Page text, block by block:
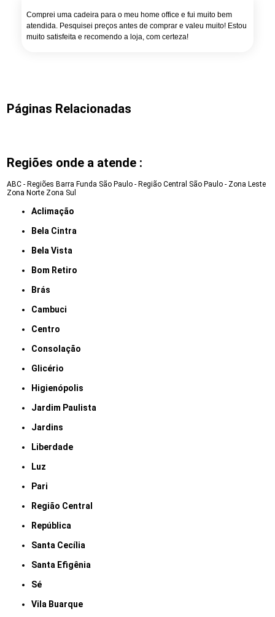
Comprei uma cadeira para o meu home office e fui muito bem
atendida. Pesquisei preços antes de comprar e valeu muito! Estou
muito satisfeita e recomendo a loja, com certeza!
Páginas Relacionadas
Regiões onde a atende :
ABC - Regiões Barra Funda São Paulo - Região Central São Paulo - Zona Leste
Zona Norte Zona Sul
Aclimação
Bela Cintra
Bela Vista
Bom Retiro
Brás
Cambuci
Centro
Consolação
Glicério
Higienópolis
Jardim Paulista
Jardins
Liberdade
Luz
Pari
Região Central
República
Santa Cecília
Santa Efigênia
Sé
Vila Buarque